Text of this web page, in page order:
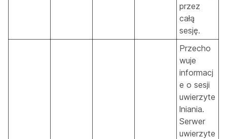
przez
całą
sesję.
Przecho
wuje
informacj
e o sesji
uwierzyte
lniania.
Serwer
uwierzyte